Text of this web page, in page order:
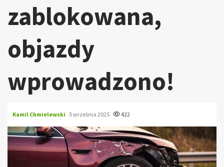
zablokowana,
objazdy
wprowadzono!
Kamil Chmielewski 5 września 2025 422